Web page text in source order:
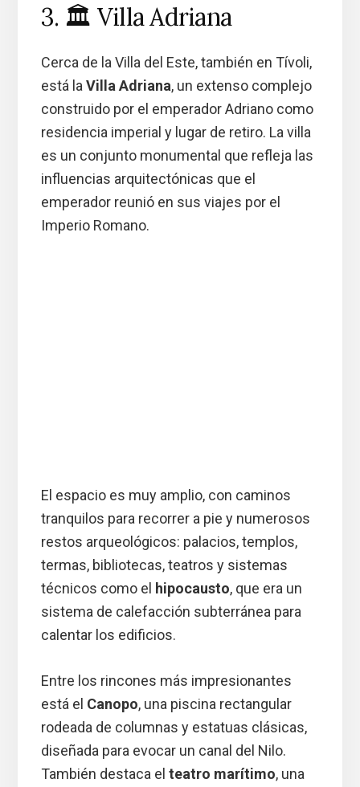
3. 🏛️ Villa Adriana
Cerca de la Villa del Este, también en Tívoli,
está la Villa Adriana, un extenso complejo
construido por el emperador Adriano como
residencia imperial y lugar de retiro. La villa
es un conjunto monumental que refleja las
influencias arquitectónicas que el
emperador reunió en sus viajes por el
Imperio Romano.
El espacio es muy amplio, con caminos
tranquilos para recorrer a pie y numerosos
restos arqueológicos: palacios, templos,
termas, bibliotecas, teatros y sistemas
técnicos como el hipocausto, que era un
sistema de calefacción subterránea para
calentar los edificios.
Entre los rincones más impresionantes
está el Canopo, una piscina rectangular
rodeada de columnas y estatuas clásicas,
diseñada para evocar un canal del Nilo.
También destaca el teatro marítimo, una